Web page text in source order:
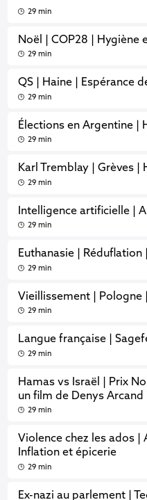
29 min
Noël | COP28 | Hygiène
29 min
QS | Haine | Espérance
29 min
Élections en Argentine |
29 min
Karl Tremblay | Grèves |
29 min
Intelligence artificielle |
29 min
Euthanasie | Réduflation
29 min
Vieillissement | Pologne
29 min
Langue française |
29 min
Hamas vs Israël | Prix
un film de Denys Arcand
29 min
Violence chez les ados |
Inflation et épicerie
29 min
Ex-nazi au parlement |